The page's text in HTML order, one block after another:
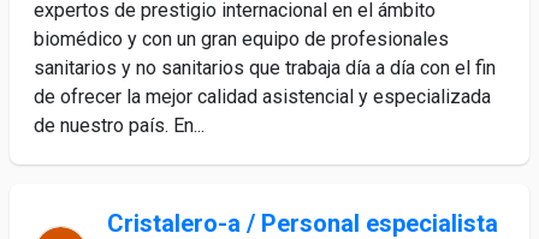
expertos de prestigio internacional en el ámbito
biomédico y con un gran equipo de profesionales
sanitarios y no sanitarios que trabaja día a día con el fin
de ofrecer la mejor calidad asistencial y especializada
de nuestro país. En...
Cristalero-a / Personal especialista